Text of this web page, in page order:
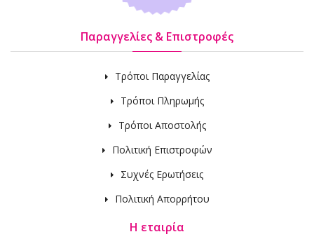
Παραγγελίες & Επιστροφές
Τρόποι Παραγγελίας
Τρόποι Πληρωμής
Τρόποι Αποστολής
Πολιτική Επιστροφών
Συχνές Ερωτήσεις
Πολιτική Απορρήτου
Η εταιρία